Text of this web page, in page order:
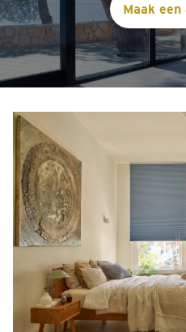
Maak